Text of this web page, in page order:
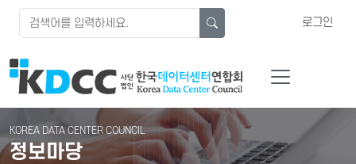
로그인
KOREA DATA CENTER COUNCIL
정보마당